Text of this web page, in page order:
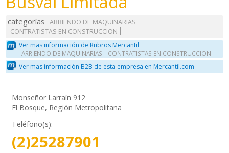
categorías
ARRIENDO DE MAQUINARIAS
CONTRATISTAS EN CONSTRUCCION
Ver mas información de Rubros Mercantil
ARRIENDO DE MAQUINARIAS CONTRATISTAS EN CONSTRUCCION
Ver mas información B2B de esta empresa en Mercantil.com
Monseñor Larraín 912
El Bosque, Región Metropolitana
Teléfono(s):
(2)25287901